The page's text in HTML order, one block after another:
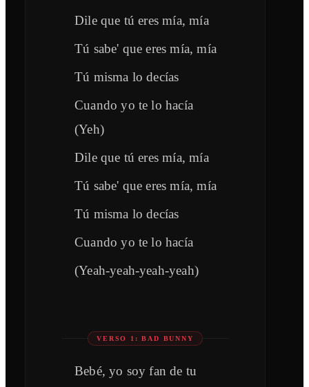
Dile que tú eres mía, mía
Tú sabe' que eres mía, mía
Tú misma lo decías
Cuando yo te lo hacía
(Yeh)
Dile que tú eres mía, mía
Tú sabe' que eres mía, mía
Tú misma lo decías
Cuando yo te lo hacía
(Yeah-yeah-yeah-yeah)
VERSO 1: BAD BUNNY
Bebé, yo soy fan de tu